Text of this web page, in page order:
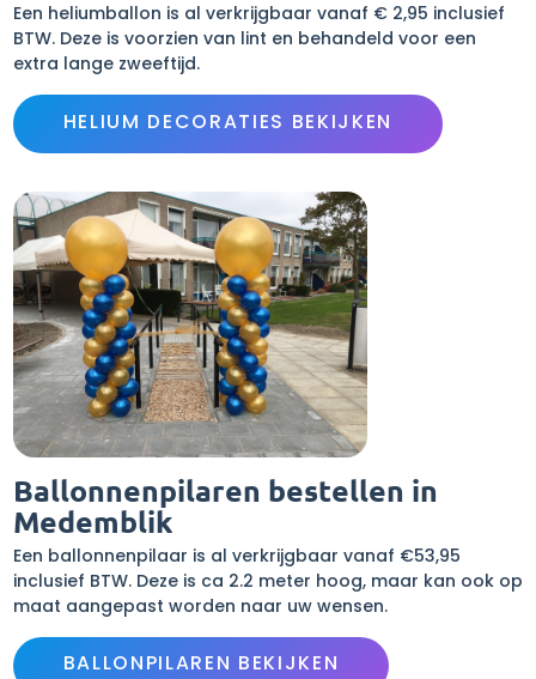
Een heliumballon is al verkrijgbaar vanaf € 2,95 inclusief
BTW. Deze is voorzien van lint en behandeld voor een
extra lange zweeftijd.
HELIUM DECORATIES BEKIJKEN
Ballonnenpilaren bestellen in
Medemblik
Een ballonnenpilaar is al verkrijgbaar vanaf €53,95
inclusief BTW. Deze is ca 2.2 meter hoog, maar kan ook op
maat aangepast worden naar uw wensen.
BALLONPILAREN BEKIJKEN